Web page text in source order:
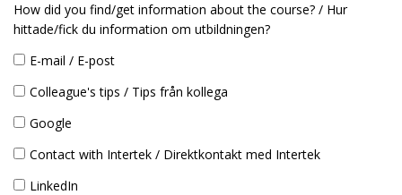
How did you find/get information about the course? / Hur
hittade/fick du information om utbildningen?
E-mail / E-post
Colleague's tips / Tips från kollega
Google
Contact with Intertek / Direktkontakt med Intertek
LinkedIn